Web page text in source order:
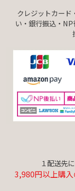
クレジットカー
い・銀行振込・
１配送先に
3,980円以上購